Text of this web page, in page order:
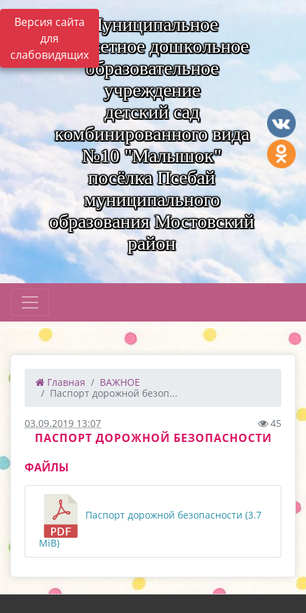
Версия сайта
для
слабовидящих
Муниципальное
бюджетное дошкольное
образовательное
учреждение
детский сад
комбинированного вида
№10 "Малышок"
посёлка Псебай
муниципального
образования Мостовский
район
Главная
ВАЖНОЕ
Паспорт дорожной безоп...
03.09.2019 13:07 45
ПАСПОРТ ДОРОЖНОЙ БЕЗОПАСНОСТИ
ФАЙЛЫ
Паспорт дорожной безопасности (3.7
MiB)